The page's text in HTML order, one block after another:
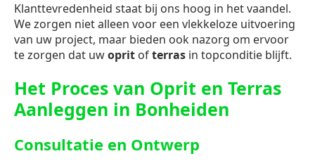
Klanttevredenheid staat bij ons hoog in het vaandel.
We zorgen niet alleen voor een vlekkeloze uitvoering
van uw project, maar bieden ook nazorg om ervoor
te zorgen dat uwoprit ofterras in topconditie blijft.
Het Proces van Oprit en Terras
Aanleggen in Bonheiden
Consultatie en Ontwerp